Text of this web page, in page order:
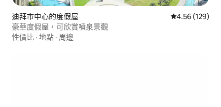
迪拜市中心的度假屋 從 129 則評價
4.56 (129)
豪華度假屋，可欣賞噴泉景觀
性價比 · 地點 · 周邊